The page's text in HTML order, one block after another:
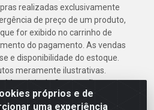
próprios e de
uma experiência
realizadas exclusivamente
de preço de um produto,
for exibido no carrinho de
do pagamento. As vendas
e disponibilidade do estoque.
meramente ilustrativas.
Materiais de Construção em
Flores, 2691 - Guabiraba,